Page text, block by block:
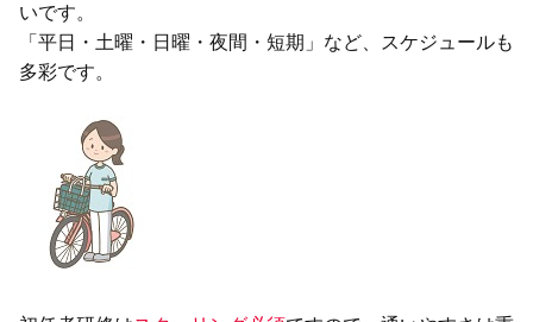
いです。
「平日・土曜・日曜・夜間・短期」など、スケジュールも
多彩です。